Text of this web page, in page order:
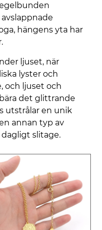
hängens yta har
ljuset, när
lyster och
och ljuset och
det glittrande
utstrålar en unik
annan typ av
slitage.